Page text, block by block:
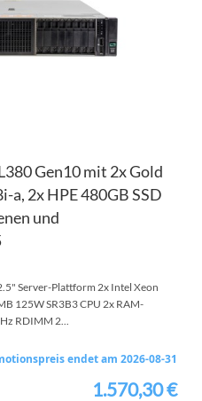
Gen10 mit 2x Gold
a, 2x HPE 480GB SSD
und
Server-Plattform 2x Intel Xeon
125W SR3B3 CPU 2x RAM-
RDIMM 2...
endet am 2026-08-31
Sonderpreis1.570,30 €